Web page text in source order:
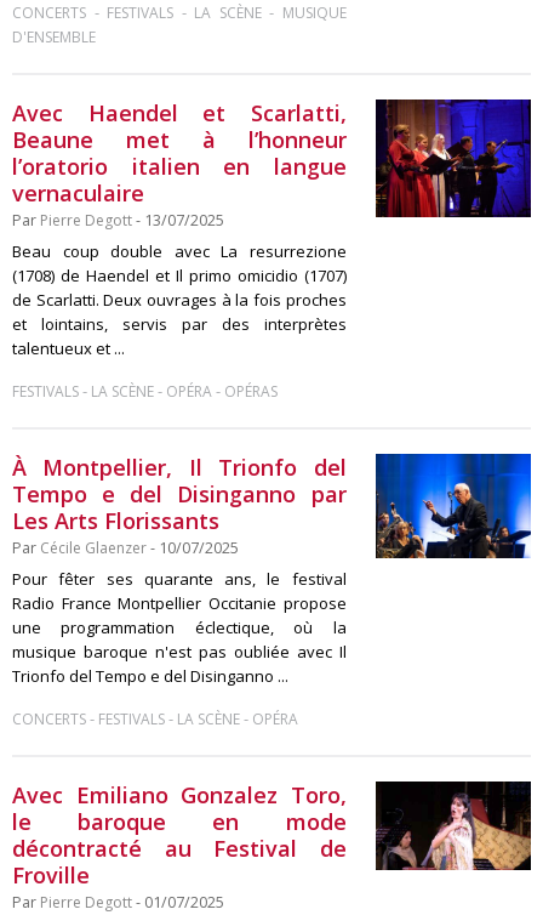
CONCERTS - FESTIVALS - LA SCÈNE- MUSIQUE
D'ENSEMBLE
Avec Haendel et Scarlatti,
Beaune met à l’honneur
l’oratorio italien en langue
vernaculaire
Par Pierre Degott- 13/07/2025
Beau coup double avec La resurrezione
(1708) de Haendel et Il primo omicidio (1707)
de Scarlatti. Deux ouvrages à la fois proches
et lointains, servis par des interprètes
talentueux et ...
FESTIVALS- LA SCÈNE- OPÉRA- OPÉRAS
À Montpellier, Il Trionfo del
Tempo e del Disinganno par
Les Arts Florissants
Par Cécile Glaenzer- 10/07/2025
Pour fêter ses quarante ans, le festival
Radio France Montpellier Occitanie propose
une programmation éclectique, où la
musique baroque n'est pas oubliée avec Il
Trionfo del Tempo e del Disinganno ...
CONCERTS- FESTIVALS- LA SCÈNE- OPÉRA
Avec Emiliano Gonzalez Toro,
le baroque en mode
décontracté au Festival de
Froville
Par Pierre Degott- 01/07/2025